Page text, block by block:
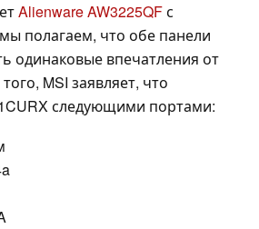
Alienware AW3225QFс
полагаем, что обе панели
одинаковые впечатления от
MSI заявляет, что
следующими портами: